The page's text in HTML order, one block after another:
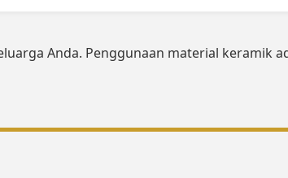
Anda. Penggunaan material keramik